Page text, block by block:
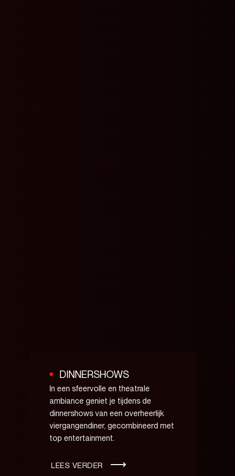
DINNERSHOWS
In een sfeervolle en theatrale
ambiance geniet je tijdens de
dinnershows van een overheerlijk
viergangendiner, gecombineerd met
top entertainment.
LEES VERDER